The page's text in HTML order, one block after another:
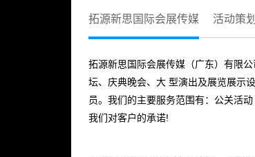
拓源新思国际会展传媒 活动策
拓源新思国际会展传媒（广东）有限
坛、庆典晚会、大 型演出及展览展示
员。我们的主要服务范围有：公关活
我们对客户的承诺!